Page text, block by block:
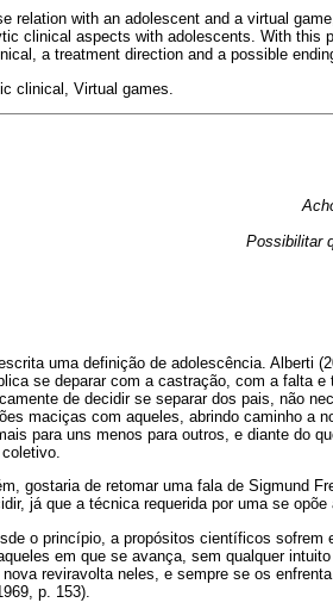
relation with an adolescent and a virtual
clinical aspects with adolescents. With this
a treatment direction and a possible
clinical, Virtual games.
Possibilitar
uma definição de adolescência. Alberti
se deparar com a castração, com a falta
de decidir se separar dos pais, não
maciças com aqueles, abrindo caminho a
para uns menos para outros, e diante do
gostaria de retomar uma fala de Sigmund
já que a técnica requerida por uma se opõe
o princípio, a propósitos científicos sofrem
em que se avança, sem qualquer
reviravolta neles, e sempre se os
p. 153).